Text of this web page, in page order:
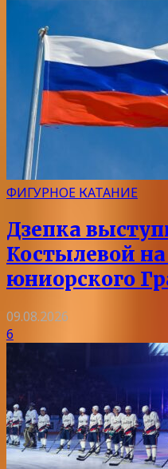
ФИГУРНОЕ КАТАНИЕ
Дзепка
Костылевой на
юниорского
09.08.2026
6